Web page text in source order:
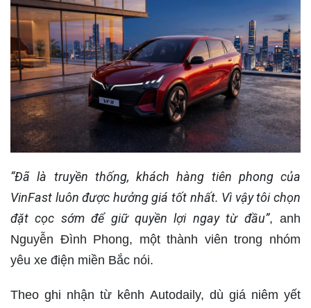
“Đã là truyền thống, khách hàng tiên phong của
VinFast luôn được hưởng giá tốt nhất. Vì vậy tôi chọn
đặt cọc sớm để giữ quyền lợi ngay từ đầu”, anh
Nguyễn Đình Phong, một thành viên trong nhóm
yêu xe điện miền Bắc nói.
Theo ghi nhận từ kênh Autodaily, dù giá niêm yết